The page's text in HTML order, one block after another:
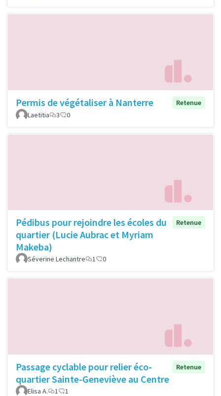
Permis de végétaliser à Nanterre
Retenue
Laetitia
3 0
Pédibus pour rejoindre les écoles du
quartier (Lucie Aubrac et Myriam
Makeba)
Retenue
Séverine Lechantre 1 0
Passage cyclable pour relier éco-
quartier Sainte-Geneviève au Centre
Retenue
Elisa A. 1 1